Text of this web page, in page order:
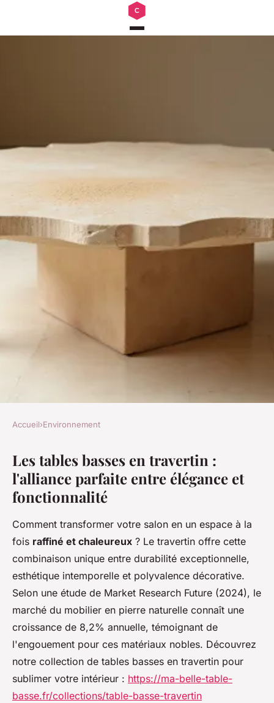
Table basse en travertin : un
choix chic et pratique
Accueil›Environnement
Les tables basses en travertin :
l'alliance parfaite entre élégance et
fonctionnalité
Comment transformer votre salon en un espace à la
fois raffiné et chaleureux ? Le travertin offre cette
combinaison unique entre durabilité exceptionnelle,
esthétique intemporelle et polyvalence décorative.
Selon une étude de Market Research Future (2024), le
marché du mobilier en pierre naturelle connaît une
croissance de 8,2% annuelle, témoignant de
l'engouement pour ces matériaux nobles. Découvrez
notre collection de tables basses en travertin pour
sublimer votre intérieur : https://ma-belle-table-
basse.fr/collections/table-basse-travertin